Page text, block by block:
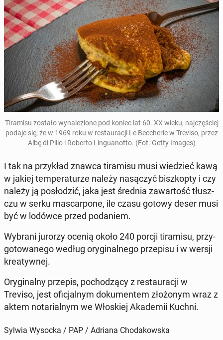
Ti­ra­mi­su zostało wy­na­le­zio­ne pod koniec lat 60. XX wieku, naj­czę­ściej
podaje się, że w 1969 roku w re­stau­ra­cji Le Bec­che­rie w Treviso, przez
Albę di Pillo i Roberto Lin­gu­anot­to. (Fot. Getty Images)
I tak na przy­kład znawca ti­ra­mi­su musi wie­dzieć kawą
w jakiej tem­pe­ra­tu­rze należy na­są­czyć bisz­kop­ty i czy
należy ją po­sło­dzić, jaka jest średnia za­war­tość tłusz­
czu w serku ma­scar­po­ne, ile czasu gotowy deser musi
być w lodówce przed po­da­niem.
Wybrani jurorzy ocenią około 240 porcji ti­ra­mi­su, przy­
go­to­wa­ne­go według ory­gi­nal­ne­go prze­pi­su i w wersji
kre­atyw­nej.
Ory­gi­nal­ny przepis, po­cho­dzą­cy z re­stau­ra­cji w
Treviso, jest ofi­cjal­nym do­ku­men­tem zło­żo­nym wraz z
aktem no­ta­rial­nym we Wło­skiej Aka­de­mii Kuchni.
Sylwia Wysocka / PAP / Adriana Chodakowska